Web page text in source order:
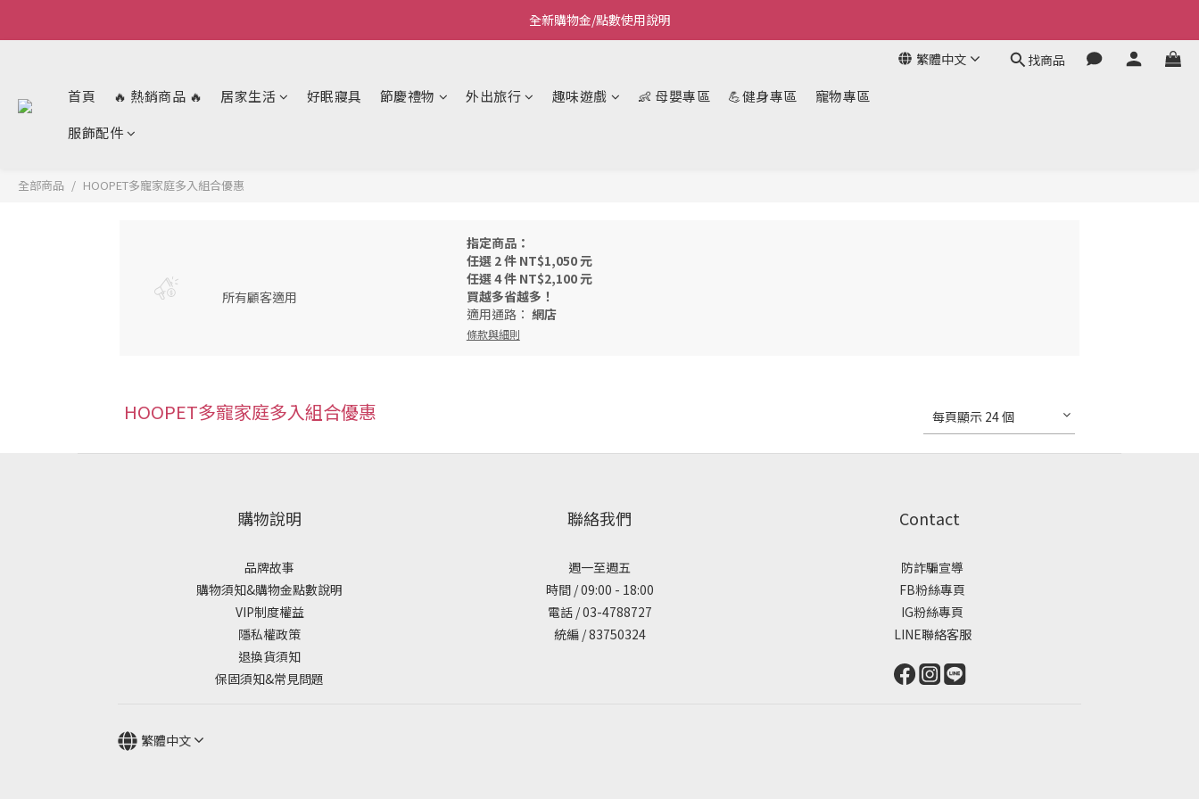
Welcome~私藏生活~
全新購物金/點數使用說明
繁體中文 找商品
首頁 🔥 熱銷商品 🔥 居家生活 好眠寢具 節慶禮物 外出旅行 趣味遊戲 👶 母嬰專區 💪健身專區
寵物專區
服飾配件
全部商品 HOOPET多寵家庭多入組合優惠
所有顧客適用
指定商品：
任選 2 件 NT$1,050 元
任選 4 件 NT$2,100 元
買越多省越多！
適用通路： 網店
條款與細則
HOOPET多寵家庭多入組合優惠 每頁顯示 24 個
購物說明
品牌故事
購物須知&購物金點數說明
VIP制度權益
隱私權政策
退換貨須知
保固須知&常見問題
聯絡我們
週一至週五
時間 / 09:00 - 18:00
電話 / 03-4788727
統編 / 83750324
Contact
防詐騙宣導
FB粉絲專頁
IG粉絲專頁
LINE聯絡客服
繁體中文